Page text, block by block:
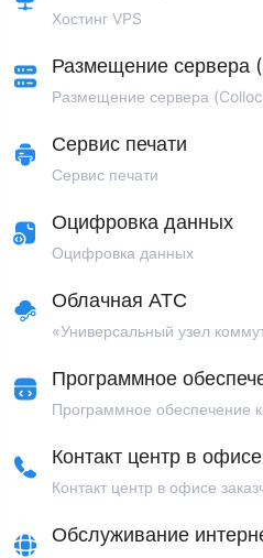
Хостинг VPS
Размещение сервера
Размещение сервера
Сервис печати
Сервис печати
Оцифровка данных
Оцифровка данных
Облачная АТС
«Универсальный узел
Программное
Программное обеспечение
Контакт центр в офисе
Контакт центр в офисе
Обслуживание